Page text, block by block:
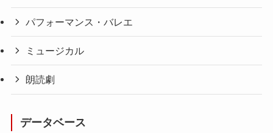
パフォーマンス・バレエ
ミュージカル
朗読劇
データベース